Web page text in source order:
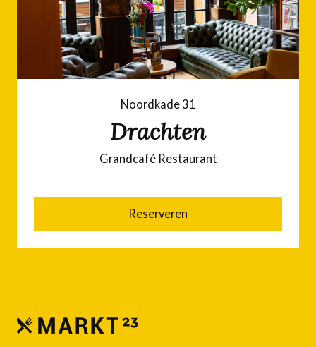
Noordkade 31
Drachten
Grandcafé Restaurant
Reserveren